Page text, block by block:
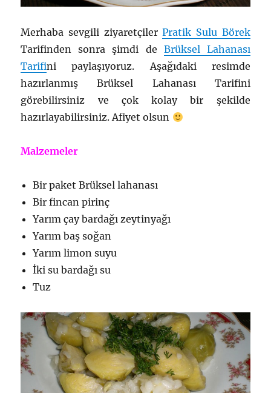
Merhaba sevgili ziyaretçilerPratik Sulu Börek
Tarifinden sonra şimdi de Brüksel Lahanası
Tarifini paylaşıyoruz. Aşağıdaki resimde
hazırlanmış Brüksel Lahanası Tarifini
görebilirsiniz ve çok kolay bir şekilde
hazırlayabilirsiniz. Afiyet olsun
Malzemeler
Bir paket Brüksel lahanası
Bir fincan pirinç
Yarım çay bardağı zeytinyağı
Yarım baş soğan
Yarım limon suyu
İki su bardağı su
Tuz